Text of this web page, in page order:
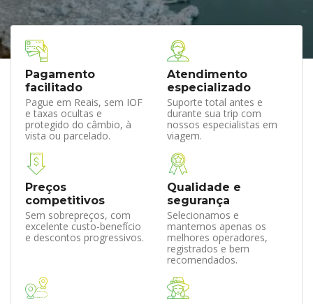
Pagamento
facilitado
Pague em Reais, sem IOF
e taxas ocultas e
protegido do câmbio, à
vista ou parcelado.
Atendimento
especializado
Suporte total antes e
durante sua trip com
nossos especialistas em
viagem.
Preços
competitivos
Sem sobrepreços, com
excelente custo-benefício
e descontos progressivos.
Qualidade e
segurança
Selecionamos e
mantemos apenas os
melhores operadores,
registrados e bem
recomendados.